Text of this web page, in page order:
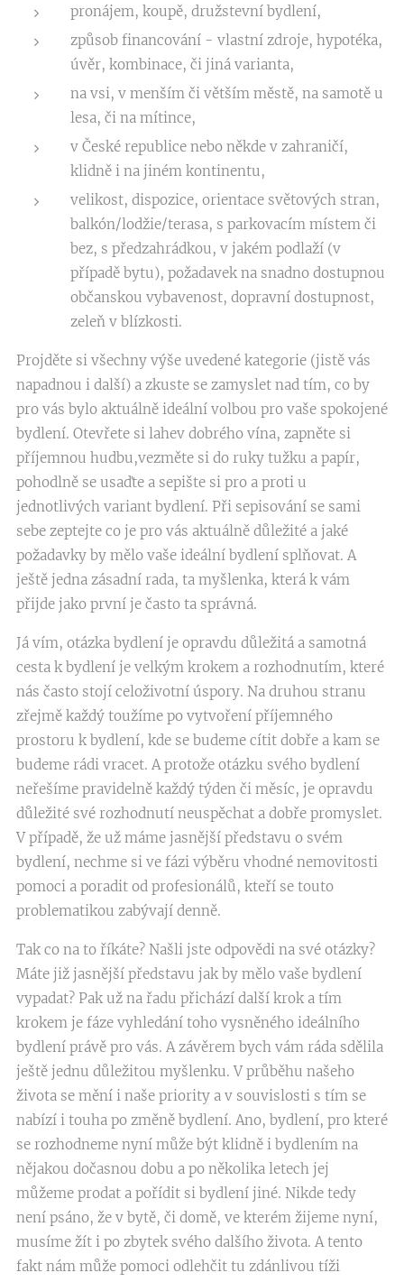
pronájem, koupě, družstevní bydlení,
způsob financování - vlastní zdroje, hypotéka,
úvěr, kombinace, či jiná varianta,
na vsi, v menším či větším městě, na samotě u
lesa, či na mítince,
v České republice nebo někde v zahraničí,
klidně i na jiném kontinentu,
velikost, dispozice, orientace světových stran,
balkón/lodžie/terasa, s parkovacím místem či
bez, s předzahrádkou, v jakém podlaží (v
případě bytu), požadavek na snadno dostupnou
občanskou vybavenost, dopravní dostupnost,
zeleň v blízkosti.
Projděte si všechny výše uvedené kategorie (jistě vás
napadnou i další) a zkuste se zamyslet nad tím, co by
pro vás bylo aktuálně ideální volbou pro vaše spokojené
bydlení. Otevřete si lahev dobrého vína, zapněte si
příjemnou hudbu,vezměte si do ruky tužku a papír,
pohodlně se usaďte a sepište si pro a proti u
jednotlivých variant bydlení. Při sepisování se sami
sebe zeptejte co je pro vás aktuálně důležité a jaké
požadavky by mělo vaše ideální bydlení splňovat. A
ještě jedna zásadní rada, ta myšlenka, která k vám
přijde jako první je často ta správná.
Já vím, otázka bydlení je opravdu důležitá a samotná
cesta k bydlení je velkým krokem a rozhodnutím, které
nás často stojí celoživotní úspory. Na druhou stranu
zřejmě každý toužíme po vytvoření příjemného
prostoru k bydlení, kde se budeme cítit dobře a kam se
budeme rádi vracet. A protože otázku svého bydlení
neřešíme pravidelně každý týden či měsíc, je opravdu
důležité své rozhodnutí neuspěchat a dobře promyslet.
V případě, že už máme jasnější představu o svém
bydlení, nechme si ve fázi výběru vhodné nemovitosti
pomoci a poradit od profesionálů, kteří se touto
problematikou zabývají denně.
Tak co na to říkáte? Našli jste odpovědi na své otázky?
Máte již jasnější představu jak by mělo vaše bydlení
vypadat? Pak už na řadu přichází další krok a tím
krokem je fáze vyhledání toho vysněného ideálního
bydlení právě pro vás. A závěrem bych vám ráda sdělila
ještě jednu důležitou myšlenku. V průběhu našeho
života se mění i naše priority a v souvislosti s tím se
nabízí i touha po změně bydlení. Ano, bydlení, pro které
se rozhodneme nyní může být klidně i bydlením na
nějakou dočasnou dobu a po několika letech jej
můžeme prodat a pořídit si bydlení jiné. Nikde tedy
není psáno, že v bytě, či domě, ve kterém žijeme nyní,
musíme žít i po zbytek svého dalšího života. A tento
fakt nám může pomoci odlehčit tu zdánlivou tíži